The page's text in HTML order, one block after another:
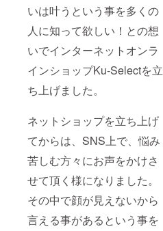
いは叶うという事を多くの
人に知って欲しい！との想
いでインターネットオンラ
インショップKu-Selectを立
ち上げました。
ネットショップを立ち上げ
てからは、SNS上で、悩み
苦しむ方々にお声をかけさ
せて頂く様になりました。
その中で顔が見えないから
言える事があるという事を